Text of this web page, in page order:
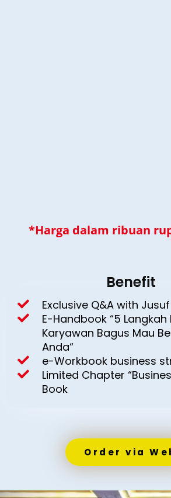
*Harga dalam ribuan
Benefit
Exclusive Q&A with
E-Handbook “5 Langkah
Karyawan Bagus Mau
Anda“
e-Workbook business
Limited Chapter
Book
Order via